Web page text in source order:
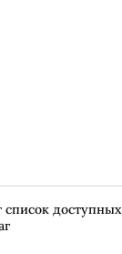
доступных